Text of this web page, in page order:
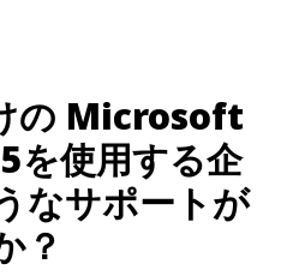
の Microsoft
使用する企
なサポートが
？